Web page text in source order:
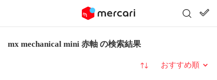
mx mechanical mini 赤軸 の検索結果
並び替え